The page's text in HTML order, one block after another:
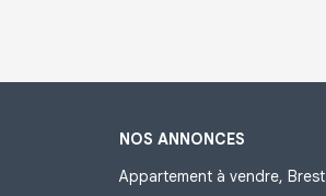
NOS ANNONCES
Appartement à vendre, Brest